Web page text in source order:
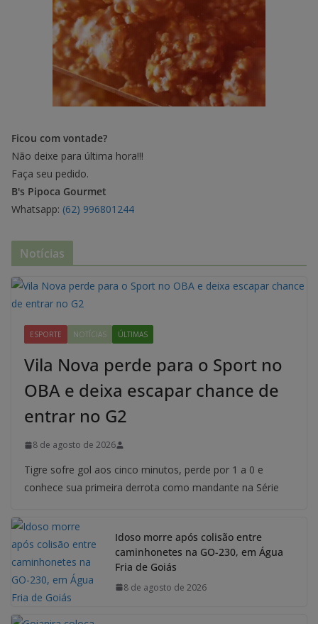
Ficou com vontade?
Não deixe para última hora!!!
Faça seu pedido.
B's Pipoca Gourmet
Whatsapp: (62) 996801244
Notícias
ESPORTE NOTÍCIAS ÚLTIMAS
Vila Nova perde para o Sport no
OBA e deixa escapar chance de
entrar no G2
8 de agosto de 2026
Tigre sofre gol aos cinco minutos, perde por 1 a 0 e
conhece sua primeira derrota como mandante na Série
Idoso morre após colisão entre
caminhonetes na GO-230, em Água
Fria de Goiás
8 de agosto de 2026